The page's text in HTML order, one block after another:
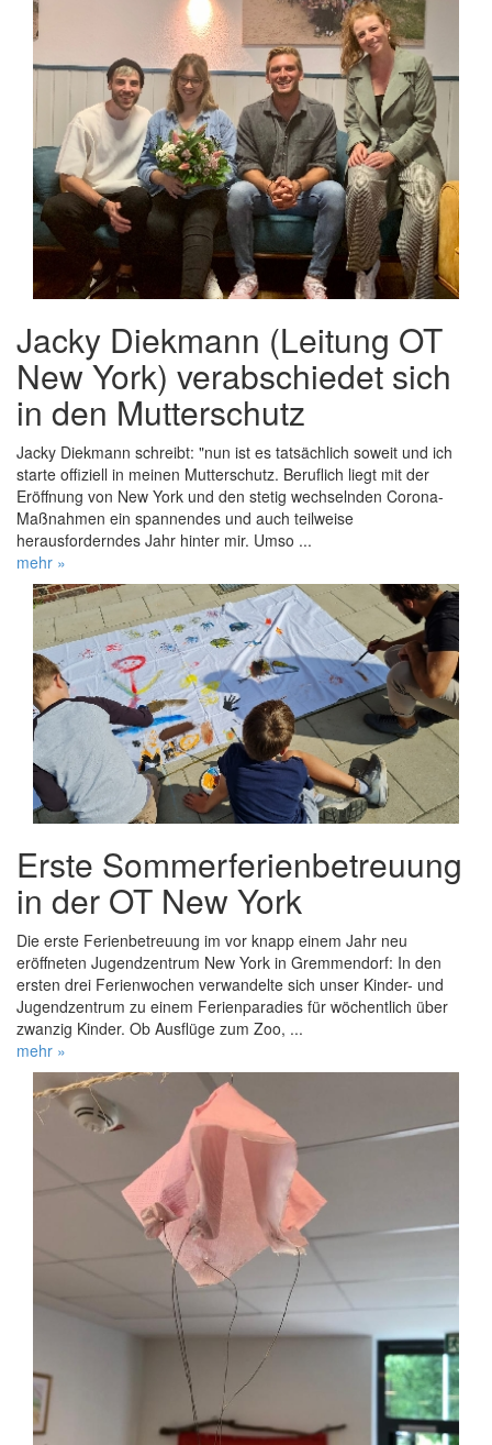
Jacky Diekmann (Leitung OT
New York) verabschiedet sich
in den Mutterschutz
Jacky Diekmann schreibt: "nun ist es tatsächlich soweit und ich
starte offiziell in meinen Mutterschutz. Beruflich liegt mit der
Eröffnung von New York und den stetig wechselnden Corona-
Maßnahmen ein spannendes und auch teilweise
herausforderndes Jahr hinter mir. Umso ...
mehr »
Erste Sommerferienbetreuung
in der OT New York
Die erste Ferienbetreuung im vor knapp einem Jahr neu
eröffneten Jugendzentrum New York in Gremmendorf: In den
ersten drei Ferienwochen verwandelte sich unser Kinder- und
Jugendzentrum zu einem Ferienparadies für wöchentlich über
zwanzig Kinder. Ob Ausflüge zum Zoo, ...
mehr »